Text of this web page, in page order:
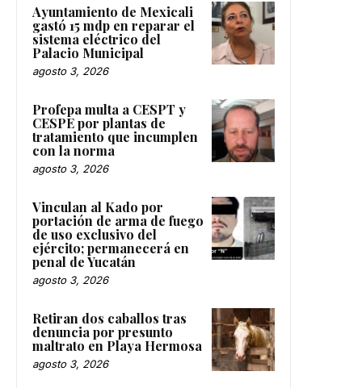
Ayuntamiento de Mexicali
gastó 15 mdp en reparar el
sistema eléctrico del
Palacio Municipal
agosto 3, 2026
Profepa multa a CESPT y
CESPE por plantas de
tratamiento que incumplen
con la norma
agosto 3, 2026
Vinculan al Kado por
portación de arma de fuego
de uso exclusivo del
ejército; permanecerá en
penal de Yucatán
agosto 3, 2026
Retiran dos caballos tras
denuncia por presunto
maltrato en Playa Hermosa
agosto 3, 2026